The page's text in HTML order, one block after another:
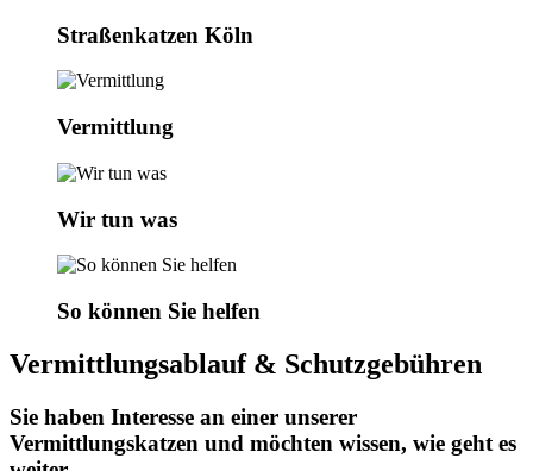
Straßenkatzen Köln
Vermittlung
Wir tun was
So können Sie helfen
Vermittlungsablauf & Schutzgebühren
Sie haben Interesse an einer unserer
Vermittlungskatzen und möchten wissen, wie geht es